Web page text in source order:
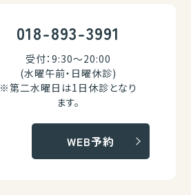
018-893-3991
受付：9:30～20:00
(水曜午前・日曜休診)
※第二水曜日は1日休診となり
ます。
WEB予約